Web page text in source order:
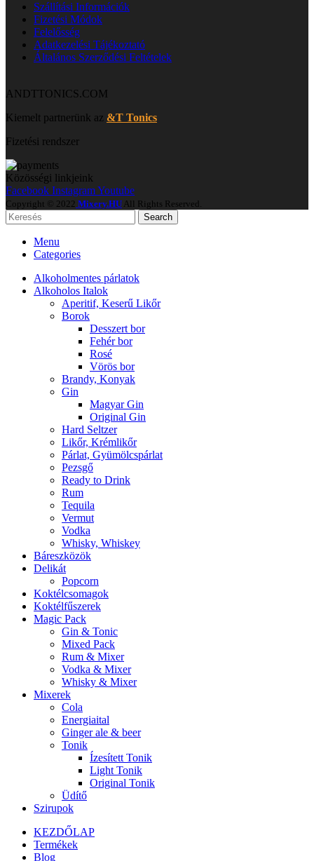
Szállítási Információk
Fizetési Módok
Felelősség
Adatkezelési Tájékoztató
Általános Szerződési Feltételek
ANDTTONICS.COM
Kiemelt partnerünk az &T Tonics
Fizetési rendszer
Közösségi linkjeink
Facebook InstagramYoutube
Copyright © 2022 Mixery.HU All Rights Reserved.
Search
Menu
Categories
Alkoholmentes párlatok
Alkoholos Italok
Aperitif, Keserű Likőr
Borok
Desszert bor
Fehér bor
Rosé
Vörös bor
Brandy, Konyak
Gin
Magyar Gin
Original Gin
Hard Seltzer
Likőr, Krémlikőr
Párlat, Gyümölcspárlat
Pezsgő
Ready to Drink
Rum
Tequila
Vermut
Vodka
Whisky, Whiskey
Báreszközök
Delikát
Popcorn
Koktélcsomagok
Koktélfűszerek
Magic Pack
Gin & Tonic
Mixed Pack
Rum & Mixer
Vodka & Mixer
Whisky & Mixer
Mixerek
Cola
Energiaital
Ginger ale & beer
Tonik
Ízesített Tonik
Light Tonik
Original Tonik
Üdítő
Szirupok
KEZDŐLAP
Termékek
Blog